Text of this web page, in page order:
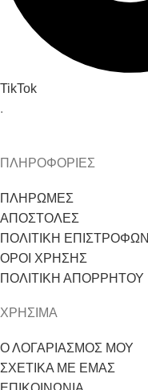
TikTok
.
ΠΛΗΡΟΦΟΡΙΕΣ
ΠΛΗΡΩΜΕΣ
ΑΠΟΣΤΟΛΕΣ
ΠΟΛΙΤΙΚΗ ΕΠΙΣΤΡΟΦΩΝ
ΟΡΟΙ ΧΡΗΣΗΣ
ΠΟΛΙΤΙΚΗ ΑΠΟΡΡΗΤΟΥ
ΧΡΗΣΙΜΑ
Ο ΛΟΓΑΡΙΑΣΜΟΣ ΜΟΥ
ΣΧΕΤΙΚΑ ΜΕ ΕΜΑΣ